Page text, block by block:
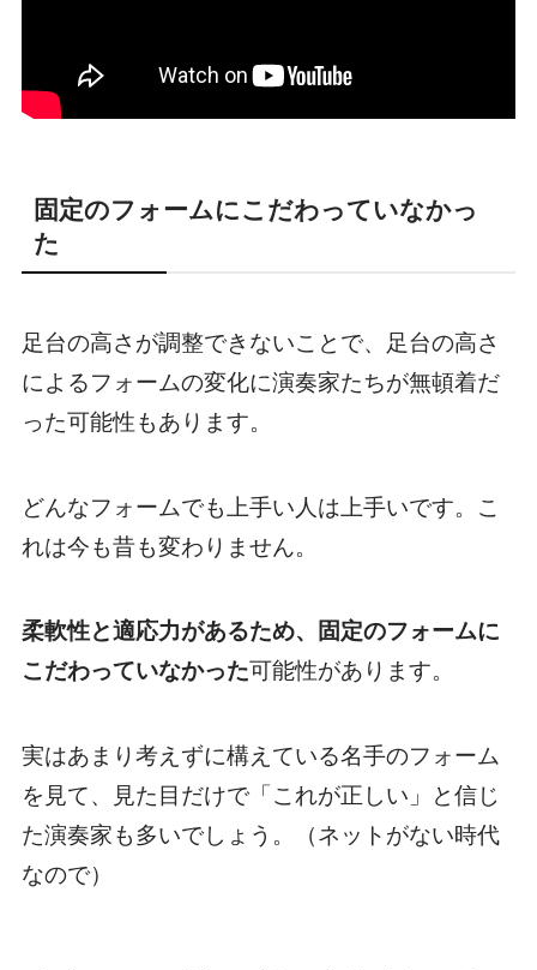
固定のフォームにこだわっていなかっ
た
足台の高さが調整できないことで、足台の高さ
によるフォームの変化に演奏家たちが無頓着だ
った可能性もあります。
どんなフォームでも上手い人は上手いです。こ
れは今も昔も変わりません。
柔軟性と適応力があるため、
固定のフォームに
こだわっていなかった可能性があります。
実はあまり考えずに構えている名手のフォーム
を見て、見た目だけで「これが正しい」と信じ
た演奏家も多いでしょう。（ネットがない時代
なので）